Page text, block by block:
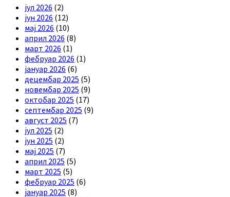
јул 2026 (2)
јун 2026 (12)
мај 2026 (10)
април 2026 (8)
март 2026 (1)
фебруар 2026 (1)
јануар 2026 (6)
децембар 2025 (5)
новембар 2025 (9)
октобар 2025 (17)
септембар 2025 (9)
август 2025 (7)
јул 2025 (2)
јун 2025 (2)
мај 2025 (7)
април 2025 (5)
март 2025 (5)
фебруар 2025 (6)
јануар 2025 (8)